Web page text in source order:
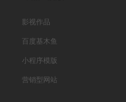
影视作品
百度基木鱼
小程序模版
营销型网站